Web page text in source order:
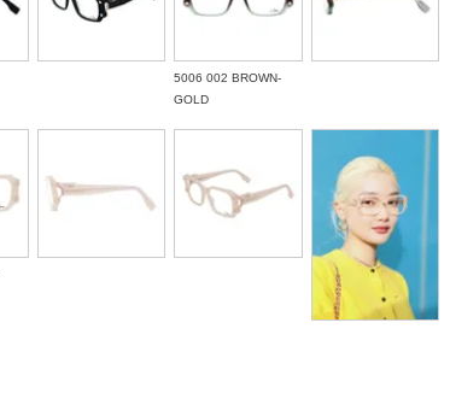
5006 002 BROWN-
GOLD